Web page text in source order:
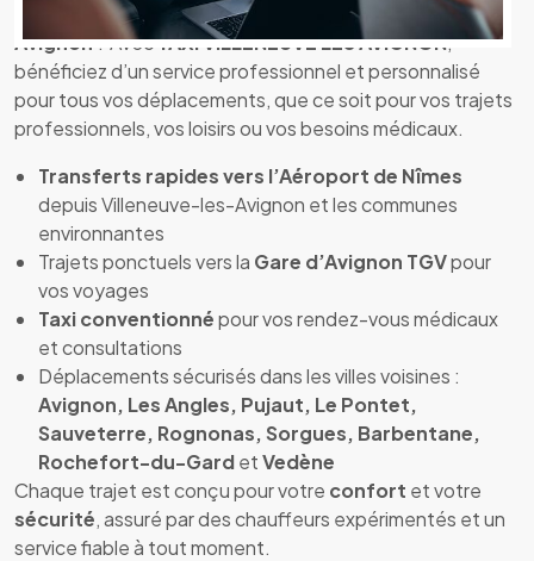
Vous cherchez un taxi de confiance àVilleneuve-les-
Avignon? AvecTAXI VILLENEUVE LES AVIGNON,
bénéficiez d’un service professionnel et personnalisé
pour tous vos déplacements, que ce soit pour vos trajets
professionnels, vos loisirs ou vos besoins médicaux.
Transferts rapides vers l’Aéroport de Nîmes
depuis Villeneuve-les-Avignon et les communes
environnantes
Trajets ponctuels vers la Gare d’Avignon TGVpour
vos voyages
Taxi conventionnépour vos rendez-vous médicaux
et consultations
Déplacements sécurisés dans les villes voisines :
Avignon, Les Angles, Pujaut, Le Pontet,
Sauveterre, Rognonas, Sorgues, Barbentane,
Rochefort-du-GardetVedène
Chaque trajet est conçu pour votre confort et votre
sécurité, assuré par des chauffeurs expérimentés et un
service fiable à tout moment.